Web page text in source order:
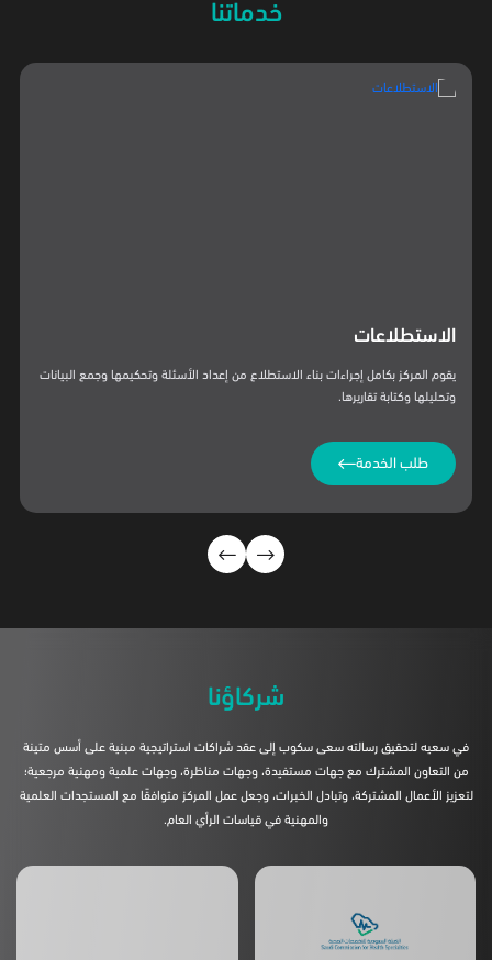
خدماتنا
الاستشارات
يقدم المركز استشارات متكاملة في بناء الاستطلاعات والتأكد من مصداقية جمع
البيانات وتحليل نتائجها. كما يقدم المركز استشاراته في التقارير والدراسات العلمية التي
طلب الخدمة
شركاؤنا
في سعيه لتحقيق رسالته سعى سكوب إلى عقد شراكات استراتيجية مبنية على أسس متينة
من التعاون المشترك مع جهات مستفيدة، وجهات مناظرة، وجهات علمية ومهنية مرجعية؛
لتعزيز الأعمال المشتركة، وتبادل الخبرات، وجعل عمل المركز متوافقًا مع المستجدات العلمية
والمهنية في قياسات الرأي العام.